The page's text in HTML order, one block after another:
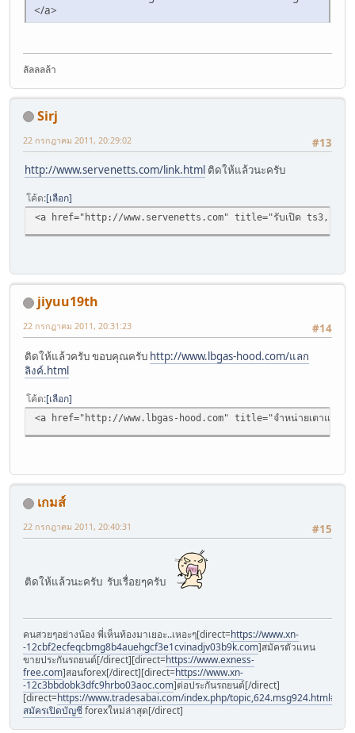
</a>
ลัลลลล้า
Sirj
#13
22 กรกฎาคม 2011, 20:29:02
http://www.servenetts.com/link.html ติดให้แล้วนะครับ
โค้ด เลือก
<a href="http://www.servenetts.com" title="รับเปิด ts3, เช่
jiyuu19th
#14
22 กรกฎาคม 2011, 20:31:23
ติดให้แล้วครับ ขอบคุณครับ http://www.lbgas-hood.com/แลก
ลิงค์.html
โค้ด เลือก
<a href="http://www.lbgas-hood.com" title="จำหน่ายเตาแก๊ส
เกมส์
#15
22 กรกฎาคม 2011, 20:40:31
ติดให้แล้วนะครับ รับเรื่อยๆครับ
คนสวยๆอย่างน้อง พี่เห็นท้องมาเยอะ..เหอะๆ[direct=https://www.xn-
-12cbf2ecfeqcbmg8b4auehgcf3e1cvinadjv03b9k.com]สมัครตัวแทน
ขายประกันรถยนต์[/direct][direct=https://www.exness-
free.com]สอนforex[/direct][direct=https://www.xn-
-12c3bbdobk3dfc9hrbo03aoc.com]ต่อประกันรถยนต์[/direct]
[direct=https://www.tradesabai.com/index.php/
สมัครเปิดบัญชีforexใหม่ล่าสุด[/direct]